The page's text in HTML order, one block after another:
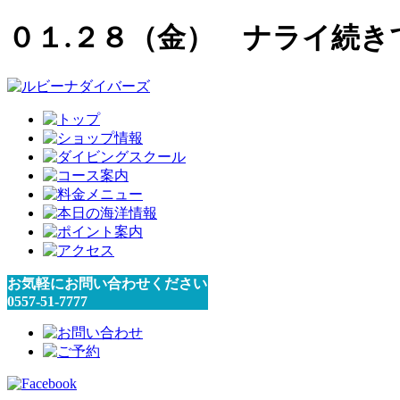
０１.２８（金） ナライ続き
お気軽にお問い合わせください
0557-51-7777